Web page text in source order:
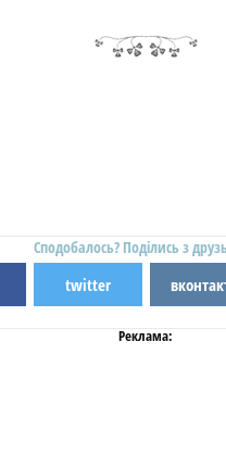
Сподобалось? Поділись з
twitter
Реклама: